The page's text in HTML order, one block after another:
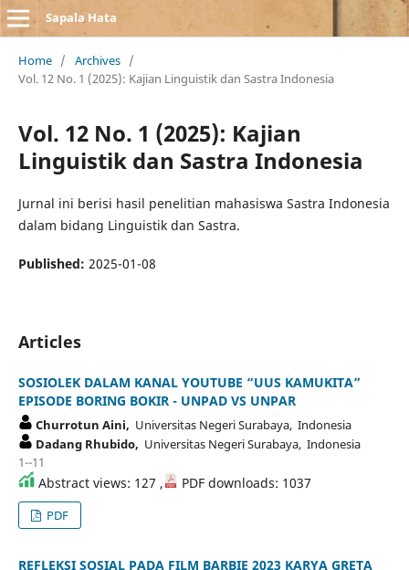
Sapala Hata
Home / Archives /
Vol. 12 No. 1 (2025): Kajian Linguistik dan Sastra Indonesia
Vol. 12 No. 1 (2025): Kajian
Linguistik dan Sastra Indonesia
Jurnal ini berisi hasil penelitian mahasiswa Sastra Indonesia
dalam bidang Linguistik dan Sastra.
Published: 2025-01-08
Articles
SOSIOLEK DALAM KANAL YOUTUBE “UUS KAMUKITA”
EPISODE BORING BOKIR - UNPAD VS UNPAR
Churrotun Aini, Universitas Negeri Surabaya, Indonesia
Dadang Rhubido, Universitas Negeri Surabaya, Indonesia
1--11
Abstract views: 127 , PDF downloads: 1037
PDF
REFLEKSI SOSIAL PADA FILM BARBIE 2023 KARYA GRETA